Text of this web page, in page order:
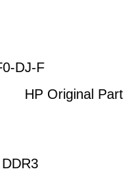
DJ-F
HP Original Part